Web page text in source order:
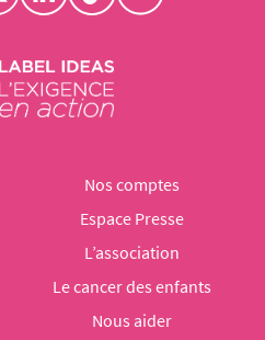
Nos comptes
Espace Presse
L’association
Le cancer des enfants
Nous aider